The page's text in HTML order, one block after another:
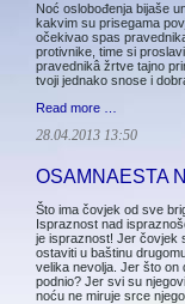
Noć oslobođenja bijaše
kakvim su prisegama
očekivao spas
protivnike, time si
pravednikâ žrtve tajno
tvoji jednako snose i
Read more …
28.04.2013 13:50
OSAMNAESTA
Što ima čovjek od sve
Ispraznost nad
je ispraznost! Jer čovjek
ostaviti u baštinu
velika nevolja. Jer što on
podnio? Jer svi su
noću ne miruje srce